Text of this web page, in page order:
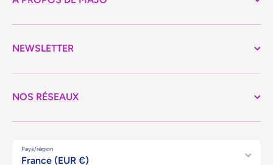
NEWSLETTER
NOS RÉSEAUX
Pays/région
France (EUR €)